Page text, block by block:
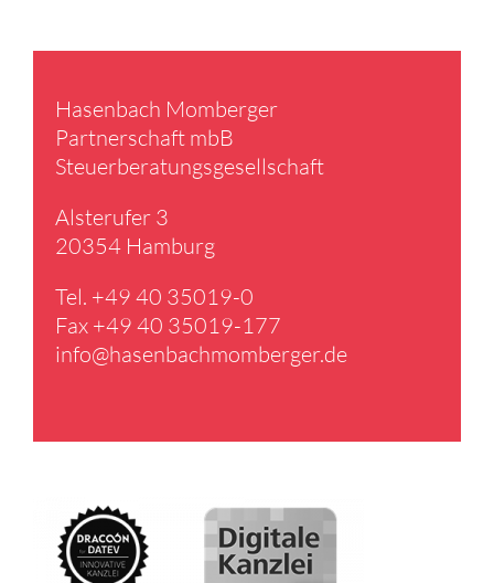
Hasen­bach Momberger
Partner­schaft mbB
Steuer­be­ra­tungs­ge­sell­schaft
Alster­ufer 3
20354 Hamburg
Tel. +49 40 35019-0
Fax +49 40 35019-177
info@​hasenbachmomberger.​de